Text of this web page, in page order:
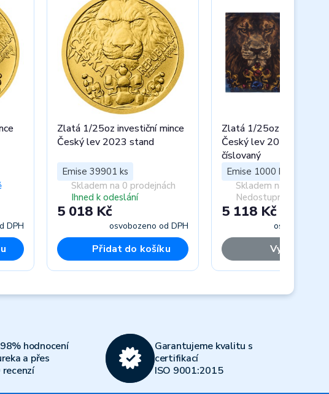
DPH
Zlatá 1/25oz investiční mince
Český lev 2023 stand
Emise 39901 ks
Skladem na 0 prodejnách
Ihned k odeslání
5 018 Kč
osvobozeno od DPH
Přidat do košíku
Zlatá 1/25oz investiční
Český lev 2023 stand
číslovaný
Emise 1000 ks
Skladem na 0
Nedostupný
5 118 Kč
osvobozeno
Vyprodáno
hodnocení
a přes
Garantujeme kvalitu s
certifikací
ISO 9001:2015